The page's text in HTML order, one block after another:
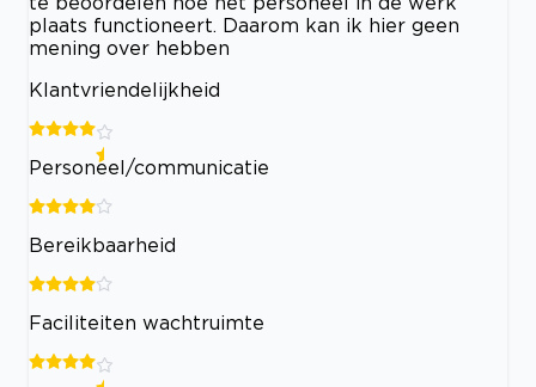
plaats functioneert. Daarom kan ik hier geen
mening over hebben
Klantvriendelijkheid
Personeel/communicatie
Bereikbaarheid
Faciliteiten wachtruimte